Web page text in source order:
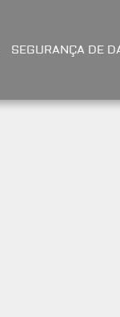
SEGURANÇA DE